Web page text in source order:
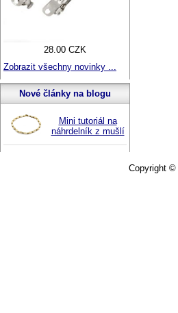
28.00 CZK
Zobrazit všechny novinky ...
Nové články na blogu
Mini tutoriál na
náhrdelník z mušlí
Copyright ©